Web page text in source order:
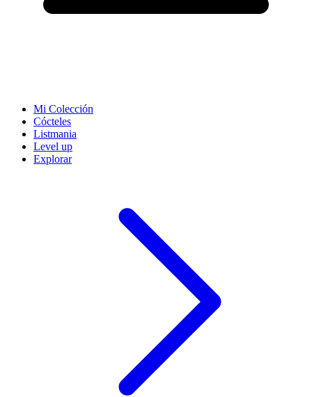
Mi Colección
Cócteles
Listmania
Level up
Explorar